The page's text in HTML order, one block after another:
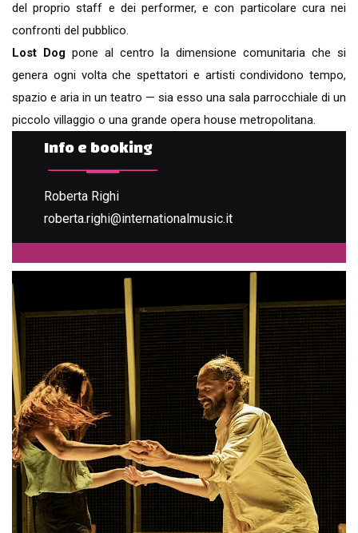
del proprio staff e dei performer, e con particolare cura nei
confronti del pubblico.
Lost Dog pone al centro la dimensione comunitaria che si
genera ogni volta che spettatori e artisti condividono tempo,
spazio e aria in un teatro — sia esso una sala parrocchiale di un
piccolo villaggio o una grande opera house metropolitana.
Info e booking
Roberta Righi
roberta.righi@internationalmusic.it